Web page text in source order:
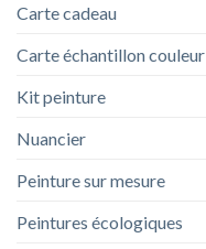
Carte cadeau
Carte échantillon couleur
Kit peinture
Nuancier
Peinture sur mesure
Peintures écologiques